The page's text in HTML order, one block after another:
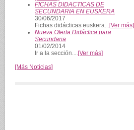
FICHAS DIDACTICAS DE
SECUNDARIA EN EUSKERA
30/06/2017
Fichas didácticas euskera...[Ver más]
Nueva Oferta Didáctica para
Secundaria
01/02/2014
Ir a la sección....[Ver más]
[Más Noticias]